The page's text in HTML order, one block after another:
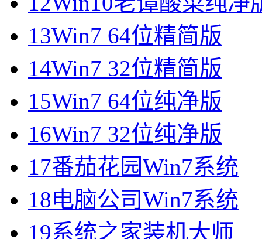
13Win7 64位精简版
14Win7 32位精简版
15Win7 64位纯净版
16Win7 32位纯净版
17番茄花园Win7系统
18电脑公司Win7系统
19系统之家装机大师